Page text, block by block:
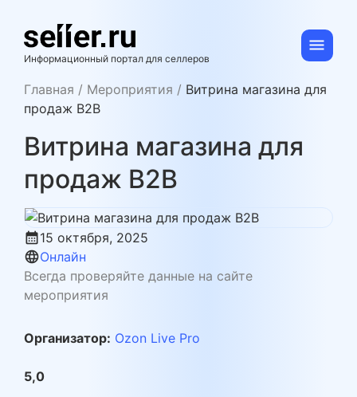
content
se11er.ru
Информационный портал для селлеров
Главная / Мероприятия / Витрина магазина для
продаж B2B
Витрина магазина для
продаж B2B
calendar_month15 октября, 2025
languageОнлайн
Всегда проверяйте данные на сайте
мероприятия
Организатор: Ozon Live Pro
5,0